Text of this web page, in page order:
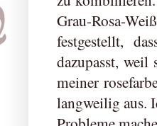
Grau-Rosa-
festgestellt,
dazupasst,
meiner
langweilig aus.